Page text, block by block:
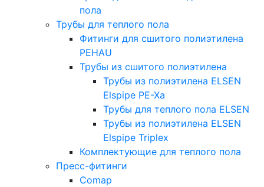
пола
Трубы для теплого пола
Фитинги для сшитого полиэтилена
PEHAU
Трубы из сшитого полиэтилена
Трубы из полиэтилена ELSEN
Elspipe PE-Xa
Трубы для теплого пола ELSEN
Трубы из полиэтилена ELSEN
Elspipe Triplex
Комплектующие для теплого пола
Пресс-фитинги
Comap